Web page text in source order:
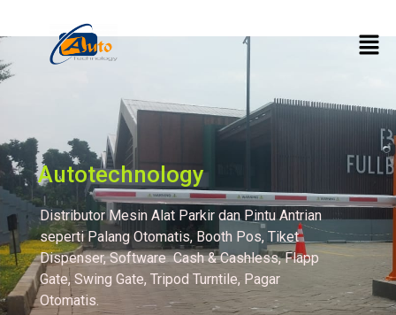
Pintu gate antrian
otomatis
Distributor Mesin Alat Parkir dan Pintu Antrian
seperti Palang Otomatis, Booth Pos, Tiket
Dispenser, Software Cash & Cashless, Flapp
Gate, Swing Gate, Tripod Turntile, Pagar
Otomatis.
Autotechnology